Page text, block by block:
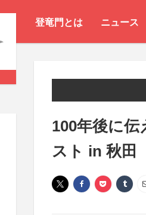
登竜門とは ニュース
100年後に
スト in 秋田